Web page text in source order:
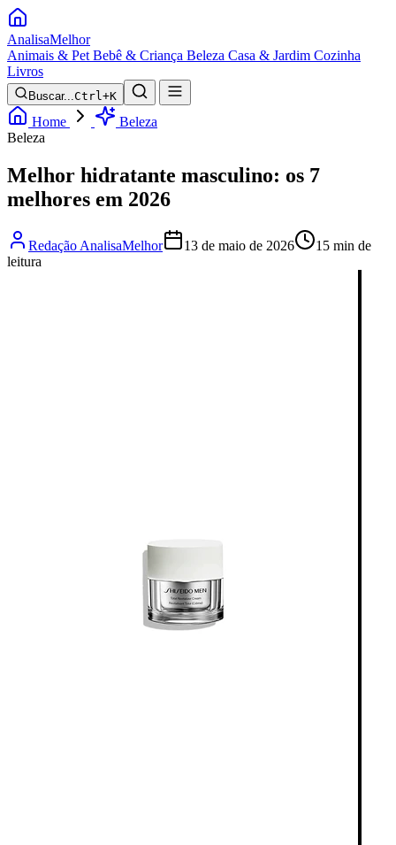
AnalisaMelhor
Animais & Pet Bebê & Criança Beleza Casa & Jardim Cozinha
Livros
Buscar...Ctrl+K
Home
Beleza
Beleza
Melhor hidratante masculino: os 7
melhores em 2026
Redação AnalisaMelhor 13 de maio de 2026
15 min de
leitura